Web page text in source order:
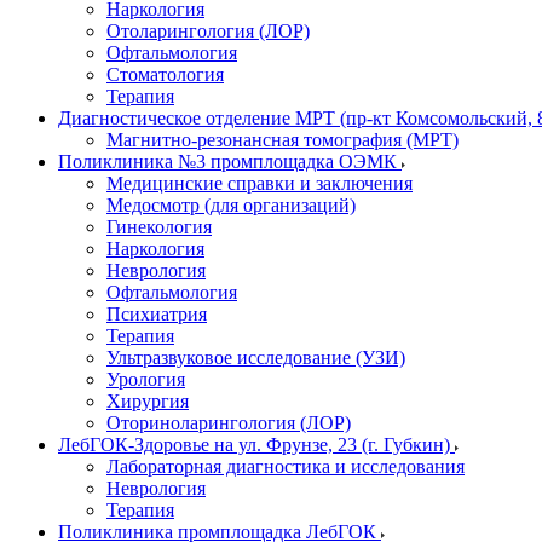
Наркология
Отоларингология (ЛОР)
Офтальмология
Стоматология
Терапия
Диагностическое отделение МРТ (пр-кт Комсомольский,
Магнитно-резонансная томография (МРТ)
Поликлиника №3 промплощадка ОЭМК
Медицинские справки и заключения
Медосмотр (для организаций)
Гинекология
Наркология
Неврология
Офтальмология
Психиатрия
Терапия
Ультразвуковое исследование (УЗИ)
Урология
Хирургия
Оториноларингология (ЛОР)
ЛебГОК-Здоровье на ул. Фрунзе, 23 (г. Губкин)
Лабораторная диагностика и исследования
Неврология
Терапия
Поликлиника промплощадка ЛебГОК